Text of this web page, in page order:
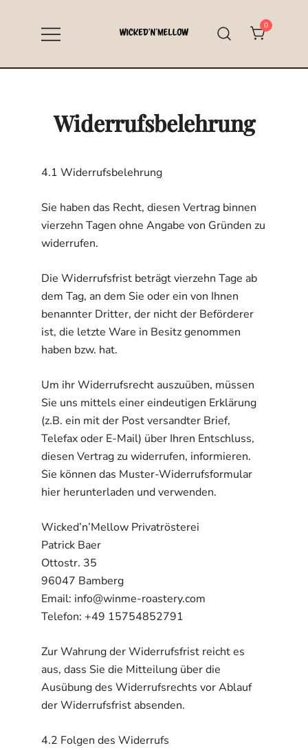
springen
Bamberg
0
Widerrufsbelehrung
4.1 Widerrufsbelehrung
Sie haben das Recht, diesen Vertrag binnen
vierzehn Tagen ohne Angabe von Gründen zu
widerrufen.
Die Widerrufsfrist beträgt vierzehn Tage ab
dem Tag, an dem Sie oder ein von Ihnen
benannter Dritter, der nicht der Beförderer
ist, die letzte Ware in Besitz genommen
haben bzw. hat.
Um ihr Widerrufsrecht auszuüben, müssen
Sie uns mittels einer eindeutigen Erklärung
(z.B. ein mit der Post versandter Brief,
Telefax oder E-Mail) über Ihren Entschluss,
diesen Vertrag zu widerrufen, informieren.
Sie können das Muster-Widerrufsformular
hier herunterladen und verwenden.
Wicked’n’Mellow Privatrösterei
Patrick Baer
Ottostr. 35
96047 Bamberg
Email: info@winme-roastery.com
Telefon: +49 15754852791
Zur Wahrung der Widerrufsfrist reicht es
aus, dass Sie die Mitteilung über die
Ausübung des Widerrufsrechts vor Ablauf
der Widerrufsfrist absenden.
4.2 Folgen des Widerrufs